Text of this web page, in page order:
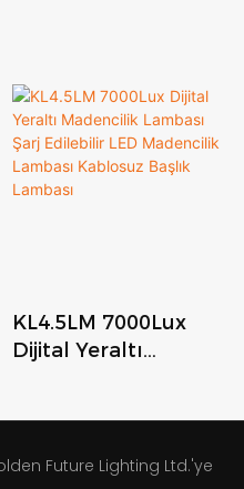
KL4.5LM 7000Lux
Dijital Yeraltı
Kablosuz Başlık
Future Lighting Ltd.'ye